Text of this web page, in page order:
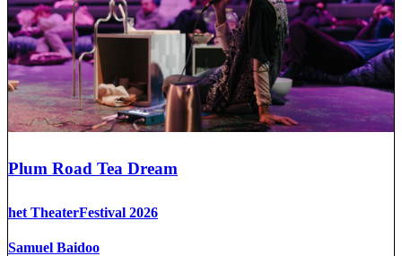
Plum Road Tea Dream
het TheaterFestival 2026
Samuel Baidoo